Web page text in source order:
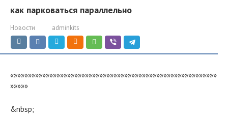
как парковаться параллельно
Новости adminkits
«»»»»»»»»»»»»»»»»»»»»»»»»»»»»»»»»»»»»»»»»»»»»»»»»»»»»»»»»»
»»»»»
&nbsp;